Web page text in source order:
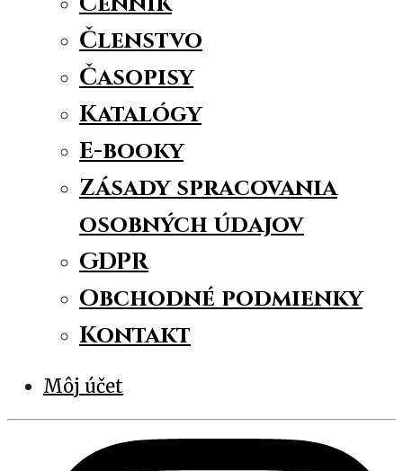
Členstvo
Časopisy
Katalógy
E-booky
Zásady spracovania
osobných údajov
GDPR
Obchodné podmienky
Kontakt
Môj účet